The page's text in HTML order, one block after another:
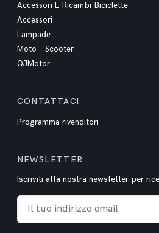
Accessori E Ricambi Biciclette
Accessori
Lampade
Moto - Scooter
QJMotor
CONTATTACI
Programma rivenditori
NEWSLETTER
Iscriviti alla nostra newsletter per